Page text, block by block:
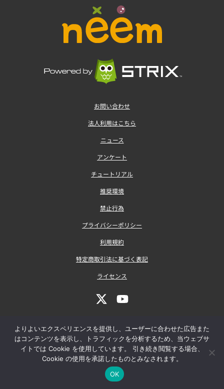
お問い合わせ
法人利用はこちら
ニュース
アンケート
チュートリアル
推奨環境
禁止行為
プライバシーポリシー
利用規約
特定商取引法に基づく表記
ライセンス
COPYRIGHT © 2023 SOFT GEAR CO., LTD. ALL RIGHTS
よりよいエクスペリエンスを提供し、ユーザーに合わせた広告また
はコンテンツを表示し、トラフィックを分析するため、当ウェブサ
イトでは Cookie を使用しています。 引き続き閲覧する場合、
Cookie の使用を承諾したものとみなされます。
OK